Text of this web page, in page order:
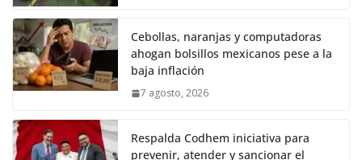
Cebollas, naranjas y computadoras
ahogan bolsillos mexicanos pese a la
baja inflación
7 agosto, 2026
Respalda Codhem iniciativa para
prevenir, atender y sancionar el